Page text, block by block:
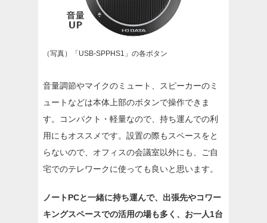
（写真）「USB-SPPHS1」の各ボタン
音量調節やマイクのミュート、スピーカーのミ
ュートなどは本体上部のボタンで操作できま
す。コンパクト・軽量なので、持ち運んでの利
用にもオススメです。設置の際もスペースをと
らないので、オフィスの会議室以外にも、ご自
宅でのテレワークに使っても良いと思います。
ノートPCと一緒に持ち運んで、出張先やコワー
キングスペースでの活用の場も多く、お一人1台